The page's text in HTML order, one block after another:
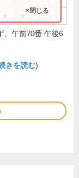
×閉じる
、午前70番 午後6
きを読む)